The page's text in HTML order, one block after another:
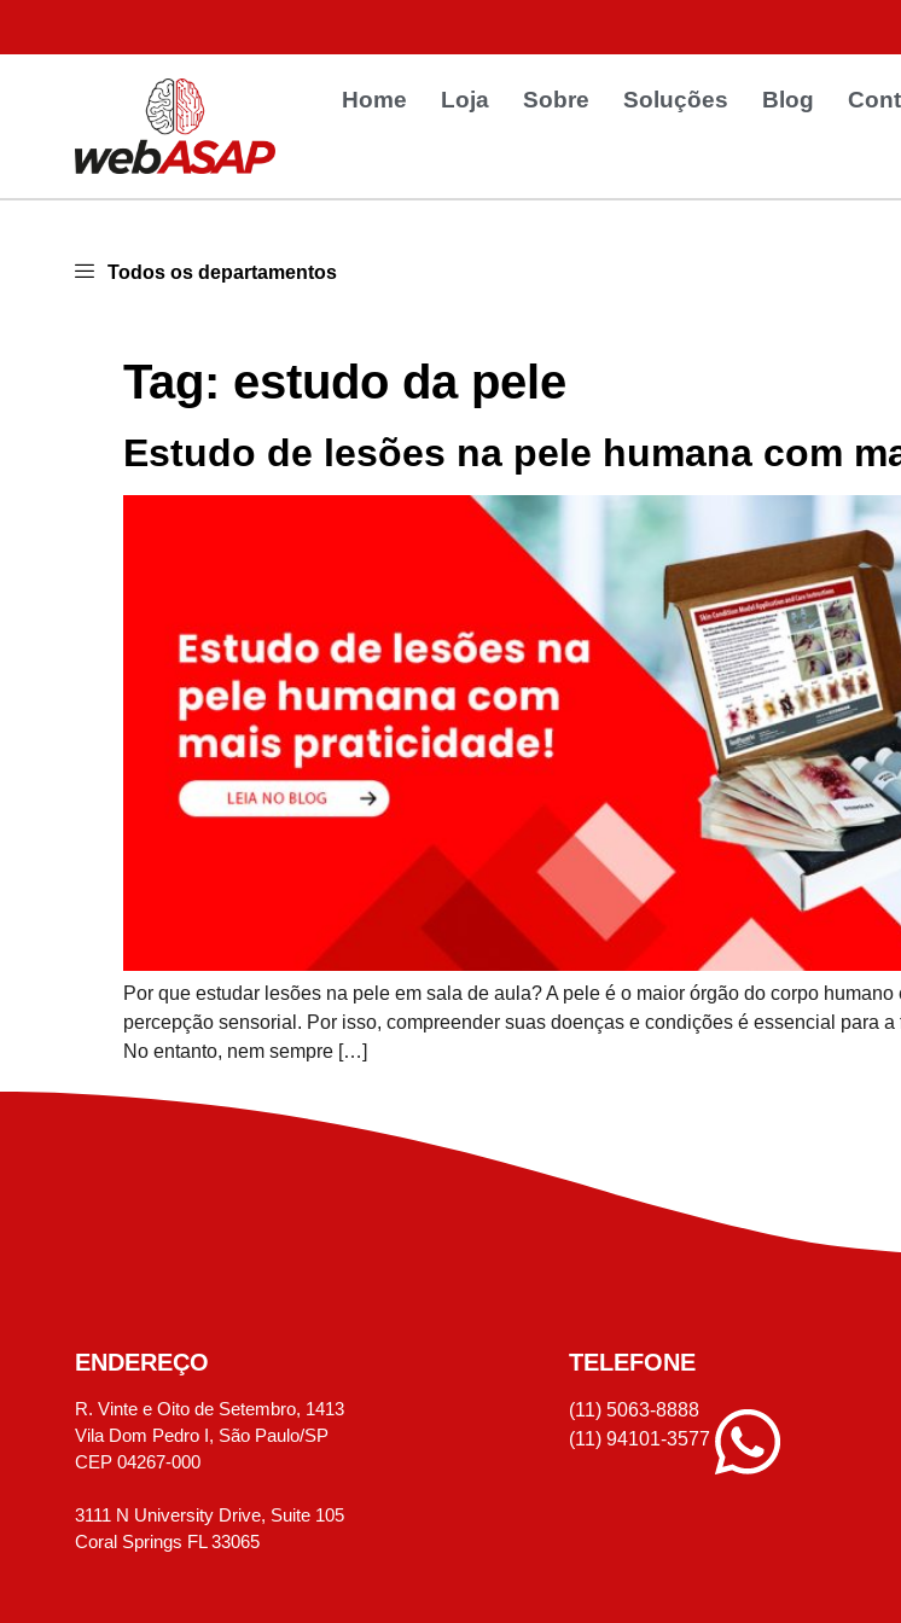
Home Loja Sobre Soluções Blog
Todos os departamentos
Tag: estudo da pele
Estudo de lesões na pele humana com
Por que estudar lesões na pele em sala de aula? A pele é o maior órgão do corpo
percepção sensorial. Por isso, compreender suas doenças e condições é essencial para
No entanto, nem sempre […]
ENDEREÇO
R. Vinte e Oito de Setembro, 1413
Vila Dom Pedro I, São Paulo/SP
CEP 04267-000
3111 N University Drive, Suite 105
Coral Springs FL 33065
TELEFONE
(11) 5063-8888
(11) 94101-3577